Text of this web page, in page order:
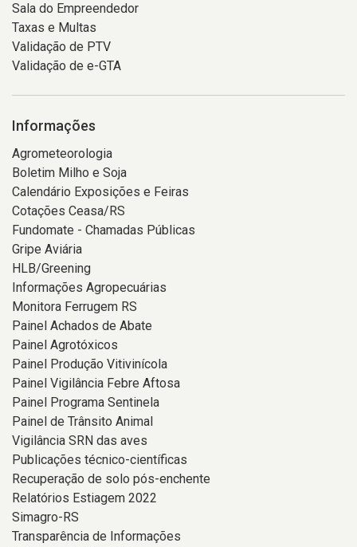
Sala do Empreendedor
Taxas e Multas
Validação de PTV
Validação de e-GTA
Informações
Agrometeorologia
Boletim Milho e Soja
Calendário Exposições e Feiras
Cotações Ceasa/RS
Fundomate - Chamadas Públicas
Gripe Aviária
HLB/Greening
Informações Agropecuárias
Monitora Ferrugem RS
Painel Achados de Abate
Painel Agrotóxicos
Painel Produção Vitivinícola
Painel Vigilância Febre Aftosa
Painel Programa Sentinela
Painel de Trânsito Animal
Vigilância SRN das aves
Publicações técnico-científicas
Recuperação de solo pós-enchente
Relatórios Estiagem 2022
Simagro-RS
Transparência de Informações